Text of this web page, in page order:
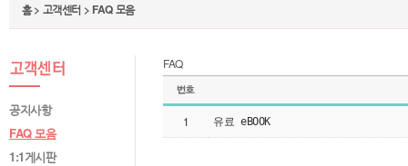
홈 > 고객센터 > FAQ 모음
공지사항
FAQ 모음
1:1게시판
FAQ
1 유료 eBOOK